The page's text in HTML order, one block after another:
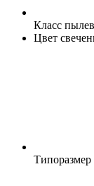
Класс
Цвет
Типоразмер